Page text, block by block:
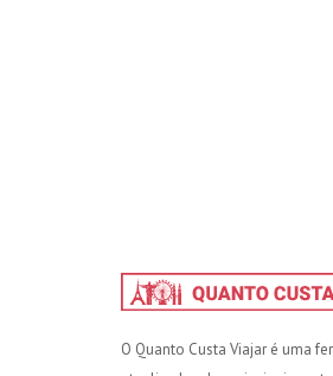
O Quanto Custa Viajar é uma